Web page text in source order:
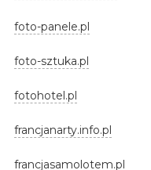
foto-panele.pl
foto-sztuka.pl
fotohotel.pl
francjanarty.info.pl
francjasamolotem.pl